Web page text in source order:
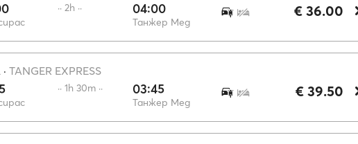
·· 2h ·· 04:00
Танжер Мед
€ 36.00
· TANGER EXPRESS
·· 1h 30m ·· 03:45
Танжер Мед
€ 39.50